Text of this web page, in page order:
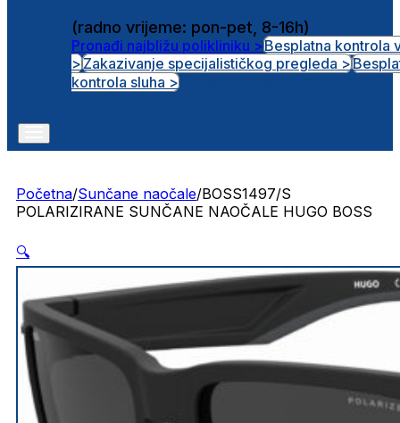
(radno vrijeme: pon-pet, 8-16h)
Pronađi najbližu polikliniku >Besplatna kontrola
>Zakazivanje specijalističkog pregleda >
kontrola sluha >
Početna/Sunčane naočale/BOSS1497/S
POLARIZIRANE SUNČANE NAOČALE HUGO BOSS
🔍